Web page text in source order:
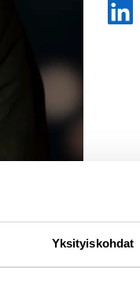
Yksityiskohdat